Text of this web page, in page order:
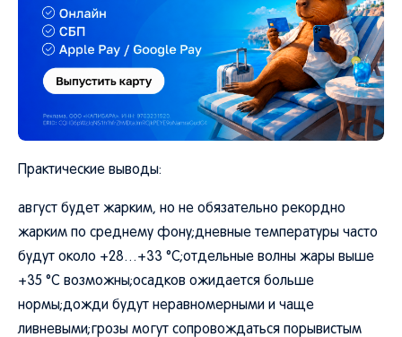
Практические выводы:
август будет жарким, но не обязательно рекордно
жарким по среднему фону;дневные температуры часто
будут около +28…+33 °C;отдельные волны жары выше
+35 °C возможны;осадков ожидается больше
нормы;дожди будут неравномерными и чаще
ливневыми;грозы могут сопровождаться порывистым